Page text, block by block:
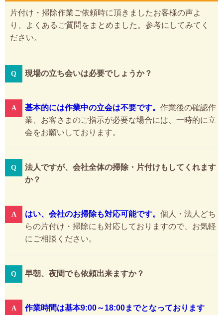
片付け・掃除作業ご依頼時に頂きましたお客様の声よ
り、よくあるご質問をまとめました。参考にしてみてく
ださい。
現場の立ち会いは必要でしょうか？
基本的には作業中の立会は不要です。 作業後の確認作
業、お客さまのご指示が必要な場合には、一時的に立
会をお願いしております。
法人ですが、会社全体の掃除・片付けもしてくれます
か？
はい、会社のお掃除も対応可能です。 個人・法人どち
らの片付け・掃除にも対応しておりますので、お気軽
にご相談ください。
早朝、夜間でも依頼出来ますか？
作業時間は基本9:00～18:00までとなっております